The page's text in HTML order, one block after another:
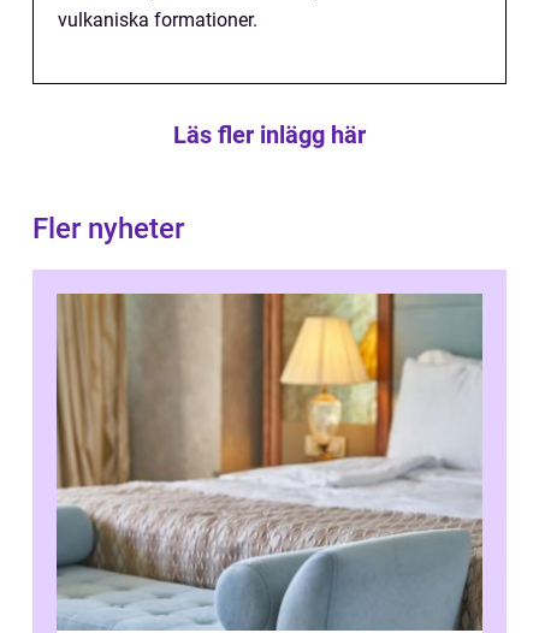
vulkaniska formationer.
Läs fler inlägg här
Fler nyheter